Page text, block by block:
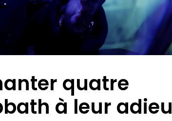
quatre
à leur adieu